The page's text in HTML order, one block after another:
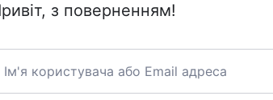
з поверненням!